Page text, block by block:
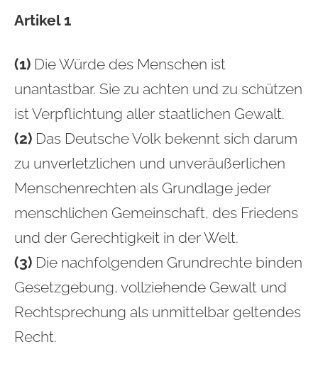
Artikel 1
(1) Die Würde des Menschen ist
unantastbar. Sie zu achten und zu schützen
ist Verpflichtung aller staatlichen Gewalt.
(2) Das Deutsche Volk bekennt sich darum
zu unverletzlichen und unveräußerlichen
Menschenrechten als Grundlage jeder
menschlichen Gemeinschaft, des Friedens
und der Gerechtigkeit in der Welt.
(3) Die nachfolgenden Grundrechte binden
Gesetzgebung, vollziehende Gewalt und
Rechtsprechung als unmittelbar geltendes
Recht.